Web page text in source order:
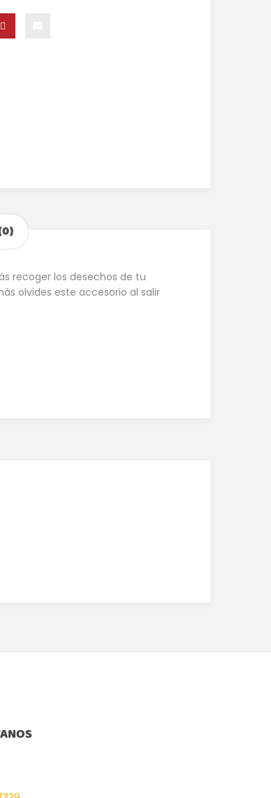
recoger los desechos de tu
olvides este accesorio al salir